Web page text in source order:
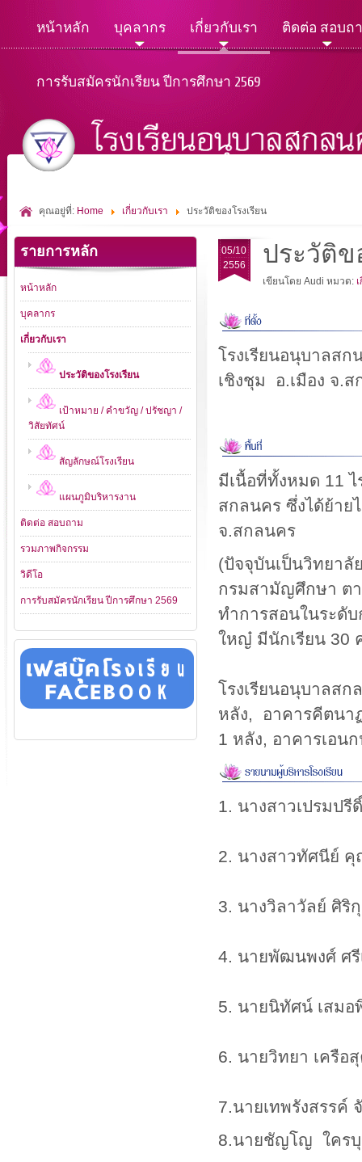
หน้าหลัก บุคลากร เกี่ยวกับเรา ติดต่อ สอบถ
การรับสมัครนักเรียน ปีการศึกษา 2569
คุณอยู่ที่: Home เกี่ยวกับเรา ประวัติของโรงเรียน
05/10
2556
ประวัติข
เขียนโดย Audi หมวด:
โรงเรียนอนุบาลสก
เชิงชุม อ.เมือง จ.ส
มีเนื้อที่ทั้งหมด 11 ไ
สกลนคร ซึ่งได้ย้าย
จ.สกลนคร
(ปัจจุบันเป็นวิทยาลั
กรมสามัญศึกษา ต
ทำการสอนในระดั
ใหญ๋ มีนักเรียน 30
โรงเรียนอนุบาลสก
หลัง, อาคารคีตนา
1 หลัง, อาคารเอน
1. นางสาวเปรม
2. นางสาวทัศนี
3. นางวิลาวัลย์
4. นายพัฒนพงศ์ ศ
5. นายนิทัศน์ เส
6. นายวิทยา เค
7.นายเทพรังสรร
8.นายชัญโญ ใค
รายการหลัก
หน้าหลัก
บุคลากร
เกี่ยวกับเรา
ประวัติของโรงเรียน
เป้าหมาย / คำขวัญ / ปรัชญา /
วิสัยทัศน์
สัญลักษณ์โรงเรียน
แผนภูมิบริหารงาน
ติดต่อ สอบถาม
รวมภาพกิจกรรม
วิดีโอ
การรับสมัครนักเรียน ปีการศึกษา 2569